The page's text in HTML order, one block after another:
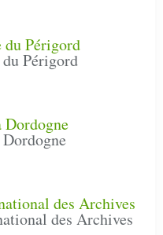
Périgord
des Archives